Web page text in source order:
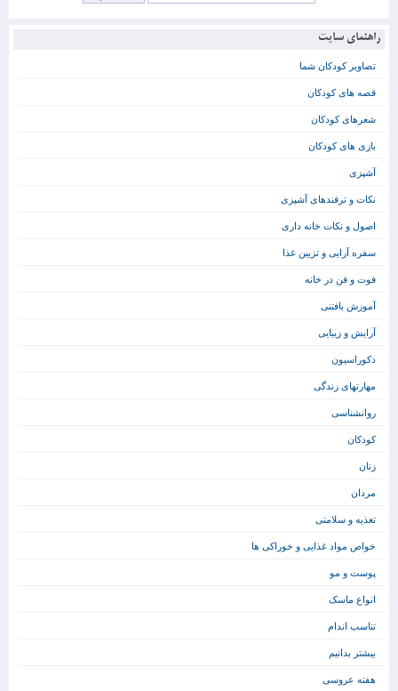
راهنمای سایت
تصاویر کودکان شما
قصه های کودکان
شعرهای کودکان
بازی های کودکان
آشپزی
نکات و ترفندهای آشپزی
اصول و نکات خانه داری
سفره آرایی و تزیین غذا
فوت و فن در خانه
آموزش بافتنی
آرایش و زیبایی
دکوراسیون
مهارتهای زندگی
روانشناسی
کودکان
زنان
مردان
تغذیه و سلامتی
خواص مواد غذایی و خوراکی ها
پوست و مو
انواع ماسک
تناسب اندام
بیشتر بدانیم
هفته عروسی